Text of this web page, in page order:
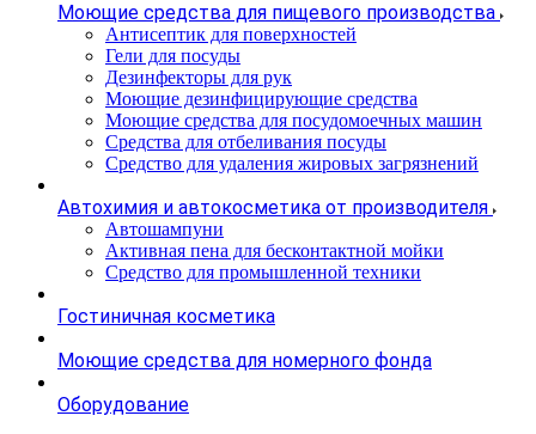
Моющие средства для пищевого производства
Антисептик для поверхностей
Гели для посуды
Дезинфекторы для рук
Моющие дезинфицирующие средства
Моющие средства для посудомоечных машин
Средства для отбеливания посуды
Средство для удаления жировых загрязнений
Автохимия и автокосметика от производителя
Автошампуни
Активная пена для бесконтактной мойки
Средство для промышленной техники
Гостиничная косметика
Моющие средства для номерного фонда
Оборудование